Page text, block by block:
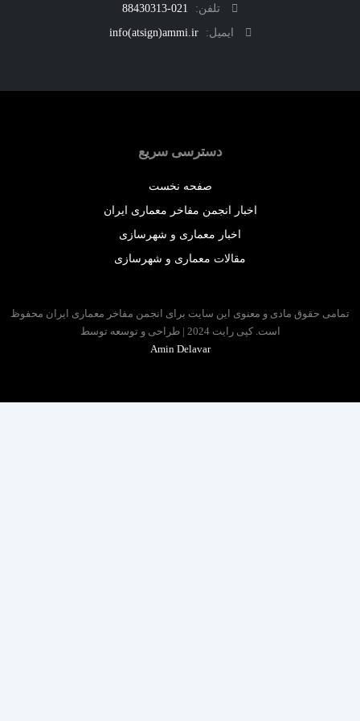
تلفن:
021-88430313
ایمیل:
info(atsign)ammi.ir
دسترسی سریع
صفحه نخست
اخبار انجمن مفاخر معماری ایران
اخبار معماری و شهرسازی
مقالات معماری و شهرسازی
حقوق مادی و معنوی این سایت برای انجمن مفاخر معماری ایران محفوظ
است. کپی رایت 2024 | طراحی و توسعه توسط
Amin Delavar